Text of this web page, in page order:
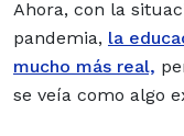
Ahora, con la
pandemia, la
mucho más real,
se veía como algo